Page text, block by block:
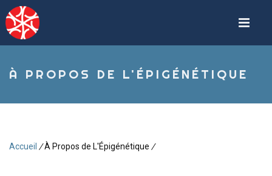
Aller
au
contenu
principal
À PROPOS DE L'ÉPIGÉNÉTIQUE
Accueil /À Propos de L'Épigénétique /